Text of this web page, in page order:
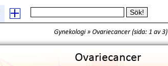
Gynekologi» Ovariecancer(sida: 1 av 3)
Ovariecancer